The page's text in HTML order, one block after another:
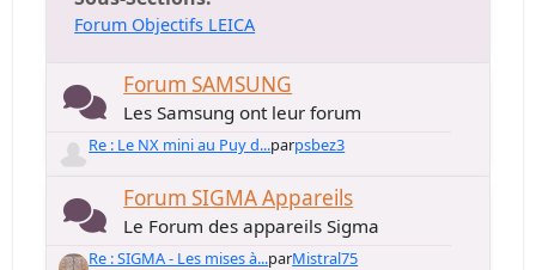
Forum Objectifs LEICA
Forum SAMSUNG
Les Samsung ont leur forum
Re : Le NX mini au Puy d...parpsbez3
Forum SIGMA Appareils
Le Forum des appareils Sigma
Re : SIGMA - Les mises à...parMistral75